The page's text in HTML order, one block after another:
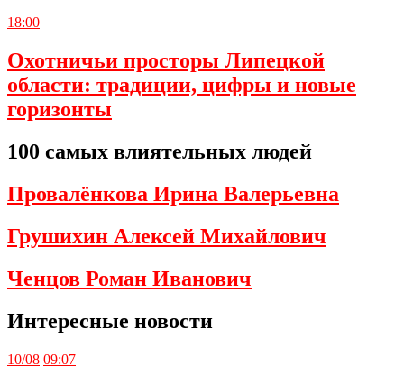
18:00
Охотничьи просторы Липецкой
области: традиции, цифры и новые
горизонты
100 самых влиятельных людей
Провалёнкова Ирина Валерьевна
Грушихин Алексей Михайлович
Ченцов Роман Иванович
Интересные новости
10/08 09:07